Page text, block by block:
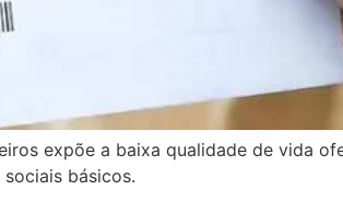
expõe a baixa qualidade de vida
básicos.